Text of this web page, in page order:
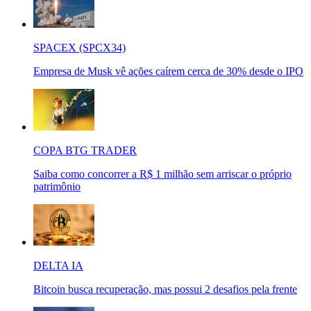
SPACEX (SPCX34)
Empresa de Musk vê ações caírem cerca de 30% desde o IPO
COPA BTG TRADER
Saiba como concorrer a R$ 1 milhão sem arriscar o próprio
patrimônio
DELTA IA
Bitcoin busca recuperação, mas possui 2 desafios pela frente